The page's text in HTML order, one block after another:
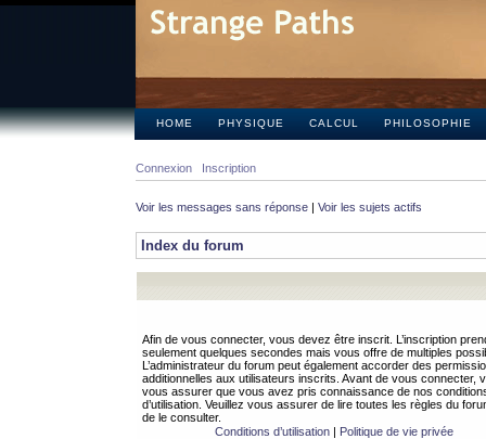
HOME PHYSIQUE CALCUL PHILOSOPHIE
Connexion Inscription
Voir les messages sans réponse | Voir les sujets actifs
Index du forum
Afin de vous connecter, vous devez être inscrit. L’inscription
seulement quelques secondes mais vous offre de multiples
L’administrateur du forum peut également accorder des
additionnelles aux utilisateurs inscrits. Avant de vous connecter,
vous assurer que vous avez pris connaissance de nos
d’utilisation. Veuillez vous assurer de lire toutes les règles du
de le consulter.
Conditions d’utilisation| Politique de vie privée